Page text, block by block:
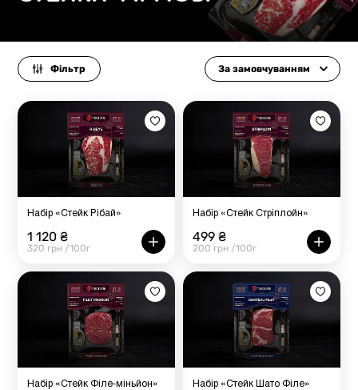
Фільтр За замовчуванням
Набір «Стейк Рібай»
1 120 ₴
320 грн /100г
Набір «Стейк Стріплойн»
499 ₴
200 грн /100г
Набір «Стейк Філе-міньйон» Набір «Стейк Шато Філе»